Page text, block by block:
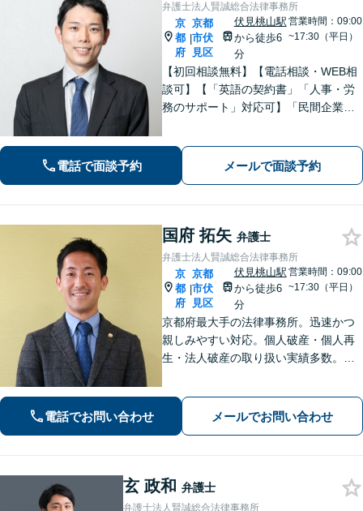
弁護士法人賢誠総合法律事務所
京
都
府
|
京都
市伏
見区
伏見桃山駅
から徒歩6
分
営業時間：09:00
~17:30（平日）
【初回相談無料】【電話相談・WEB相
談可】【「英語の契約書」「人事・労
務のサポート」対応可】「民間企業へ
バイスで経営をサポートします！【休
日・夜間相談あり】
電話で面談予約 メールで面談予約
国府 拓矢 弁護士
弁護士法人賢誠総合法律事務所
京
都
府
|
京都
市伏
見区
伏見桃山駅
から徒歩6
分
営業時間：09:00
~17:30（平日）
京都府最大手の法律事務所。迅速かつ
親しみやすい対応。個人破産・個人再
生・法人破産の取り扱い実績多数。
陵前駅・京阪中書島駅徒歩10分】
電話でお問い合わせ メールでお問い合わせ
玄 政和 弁護士
弁護士法人賢誠総合法律事務所